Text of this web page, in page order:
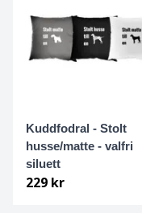
Kuddfodral - Stolt
husse/matte - valfri
siluett
229 kr
Jämthund
Karelsk Björnhund
Keeshond